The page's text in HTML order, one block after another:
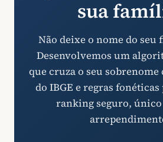
sua
Não deixe o nome do seu
Desenvolvemos um
que cruza o seu
do IBGE e regras
ranking seguro,